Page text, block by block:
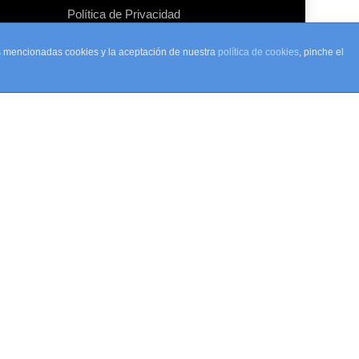
Política de Privacidad
cookies y la aceptación de nuestra política de cookies, pinche el